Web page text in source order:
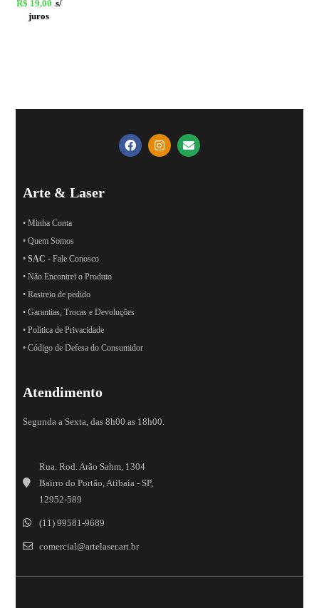
R$ 19,00 s/
juros
Arte & Laser
• Minha Conta
• Quem Somos
•SAC - Fale Conosco
• Não Encontrei o Produto
• Rastreio de pedido
• Garantias, Trocas e Devoluções
• Política de Privacidade
• Código de Defesa do Consumidor
Atendimento
Segunda a Sexta, das 8h00 as 18h00.
Rua. Rod. Arão Sahm, 1304
Bairro do Portão, Atibaia - SP,
12952-589
(11) 99581-9689
comercial@artelaser.art.br